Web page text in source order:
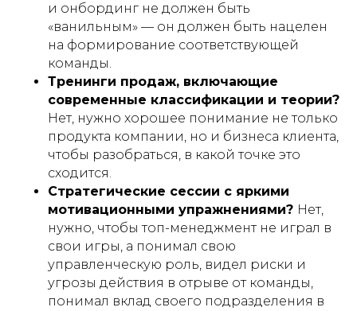
и онбординг не должен быть
«ванильным» — он должен быть нацелен
на формирование соответствующей
команды.
Тренинги продаж, включающие
современные классификации и теории?
Нет, нужно хорошее понимание не только
продукта компании, но и бизнеса клиента,
чтобы разобраться, в какой точке это
сходится.
Стратегические сессии с яркими
мотивационными упражнениями? Нет,
нужно, чтобы топ-менеджмент не играл в
свои игры, а понимал свою
управленческую роль, видел риски и
угрозы действия в отрыве от команды,
понимал вклад своего подразделения в